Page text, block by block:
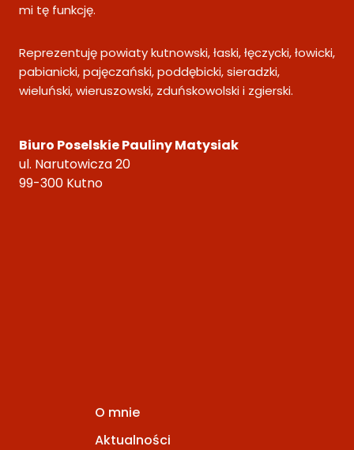
mi tę funkcję.
Reprezentuję powiaty kutnowski, łaski, łęczycki, łowicki,
pabianicki, pajęczański, poddębicki, sieradzki,
wieluński, wieruszowski, zduńskowolski i zgierski.
Biuro Poselskie Pauliny Matysiak
ul. Narutowicza 20
99-300 Kutno
O mnie
Aktualności